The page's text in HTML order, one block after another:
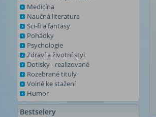
Medicína
Naučná literatura
Sci-fi a fantasy
Pohádky
Psychologie
Zdraví a životní styl
Dotisky - realizované
Rozebrané tituly
Volně ke stažení
Humor
Bestselery